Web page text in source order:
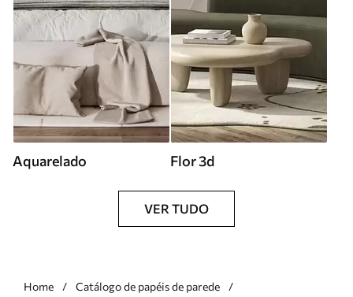
Aquarelado Flor 3d
VER TUDO
Home
Catálogo de papéis de parede